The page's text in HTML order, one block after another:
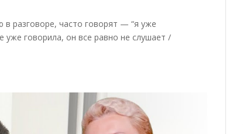
разговоре, часто говорят — “я уже
уже говорила, он все равно не слушает /